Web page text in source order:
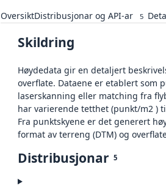
OversiktDistribusjonar og API-ar 5
Skildring
Høydedata gir en detaljert
overflate. Dataene er etablert som
laserskanning eller matching fra
har varierende tetthet (punkt/m2 )
Fra punktskyene er det generert
format av terreng (DTM) og
Distribusjonar 5